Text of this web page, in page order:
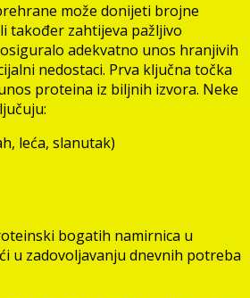
može donijeti brojne
također zahtijeva pažljivo
adekvatno unos hranjivih
nedostaci. Prva ključna točka
proteina iz biljnih izvora. Neke
leća, slanutak)
bogatih namirnica u
u zadovoljavanju dnevnih potreba